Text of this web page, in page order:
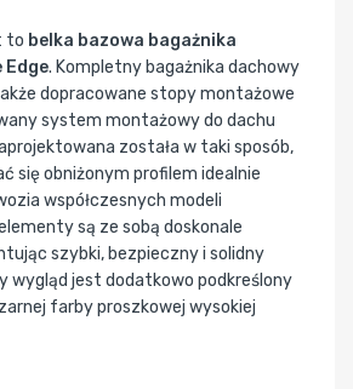
to belka bazowa bagażnika
Edge. Kompletny bagażnika dachowy
dopracowane stopy montażowe
system montażowy do dachu
została w taki sposób,
się obniżonym profilem idealnie
współczesnych modeli
są ze sobą doskonale
szybki, bezpieczny i solidny
wygląd jest dodatkowo podkreślony
farby proszkowej wysokiej